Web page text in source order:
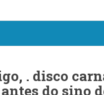
. disco
do sino